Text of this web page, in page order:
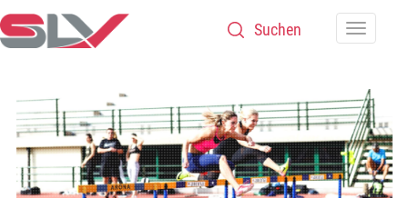
Zum Inhalt